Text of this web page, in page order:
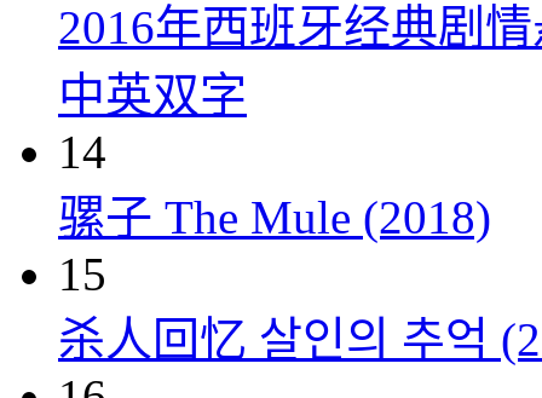
2016年西班牙经典剧
中英双字
14
骡子 The Mule (2018)
15
杀人回忆 살인의 추억